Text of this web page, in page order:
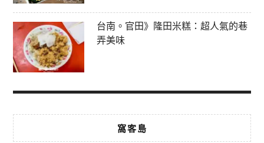
台南。官田》隆田米糕：超人氣的巷
弄美味
窩客島